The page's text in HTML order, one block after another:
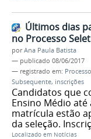
Últimos dias
no Processo
porAna Paula Batista
— publicado 08/06/2017
— registrado em:
Subsequente, inscrições
Candidatos que
Ensino Médio até
matrícula estão
da seleção.
Localizado em Notícias